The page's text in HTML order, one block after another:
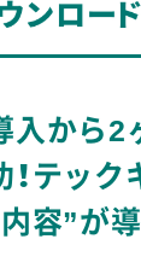
入から2
テック
容”が